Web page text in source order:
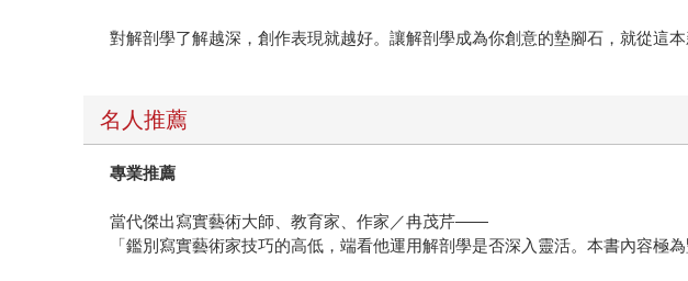
對解剖學了解越深，創作表現就越好。讓解剖學成為你創意的墊腳石，就從這本
名人推薦
專業推薦
當代傑出寫實藝術大師、教育家、作家／冉茂芹——
「鑑別寫實藝術家技巧的高低，端看他運用解剖學是否深入靈活。本書內容極